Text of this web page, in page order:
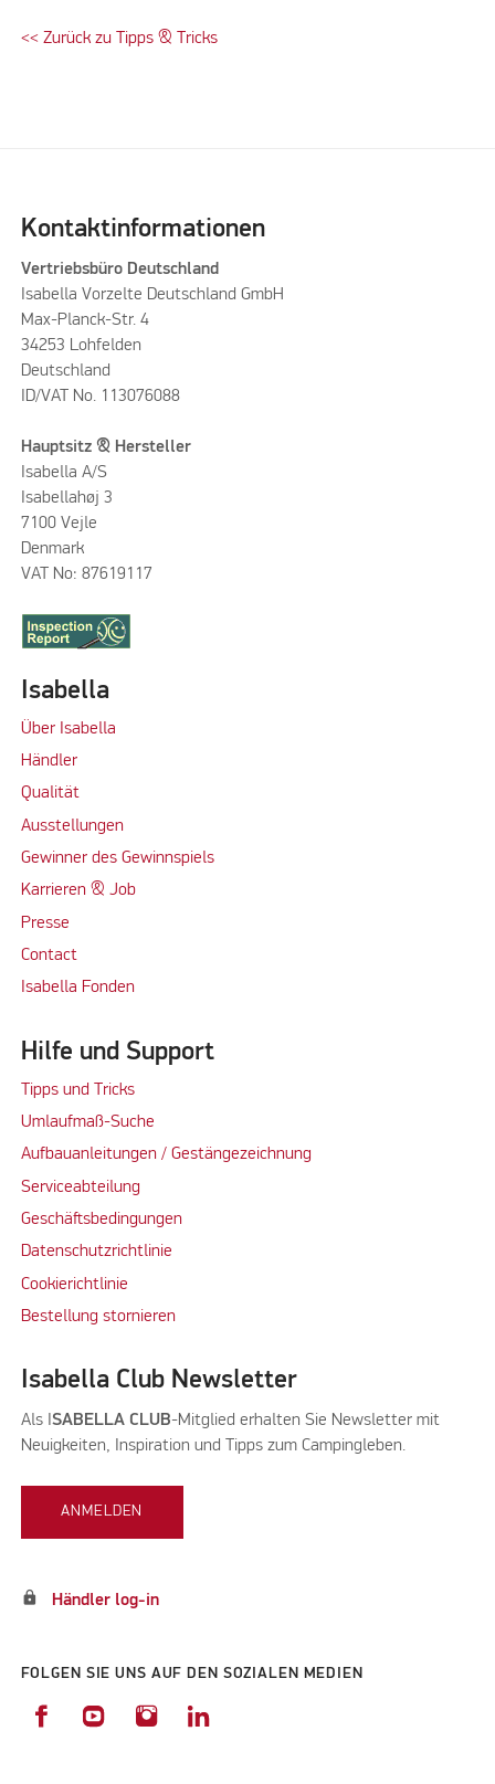
<< Zurück zu Tipps & Tricks
Kontaktinformationen
Vertriebsbüro Deutschland
Isabella Vorzelte Deutschland GmbH
Max-Planck-Str. 4
34253 Lohfelden
Deutschland
ID/VAT No. 113076088
Hauptsitz & Hersteller
Isabella A/S
Isabellahøj 3
7100 Vejle
Denmark
VAT No: 87619117
Isabella
Über Isabella
Händler
Qualität
Ausstellungen
Gewinner des Gewinnspiels
Karrieren & Job
Presse
Contact
Isabella Fonden
Hilfe und Support
Tipps und Tricks
Umlaufmaß-Suche
Aufbauanleitungen / Gestängezeichnung
Serviceabteilung
Geschäftsbedingungen
Datenschutzrichtlinie
Cookierichtlinie
Bestellung stornieren
Isabella Club Newsletter
Als I SABELLA CLUB-Mitglied erhalten Sie Newsletter mit
Neuigkeiten, Inspiration und Tipps zum Campingleben.
ANMELDEN
lock Händler log-in
FOLGEN SIE UNS AUF DEN SOZIALEN MEDIEN